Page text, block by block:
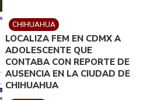
CHIHUAHUA
LOCALIZA FEM EN CDMX A
ADOLESCENTE QUE
CONTABA CON REPORTE DE
AUSENCIA EN LA CIUDAD DE
CHIHUAHUA